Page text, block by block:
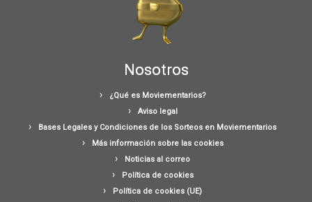
Nosotros
¿Qué es Moviementarios?
Aviso legal
Bases Legales y Condiciones de los Sorteos en Moviementarios
Más información sobre las cookies
Noticias al correo
Política de cookies
Política de cookies (UE)